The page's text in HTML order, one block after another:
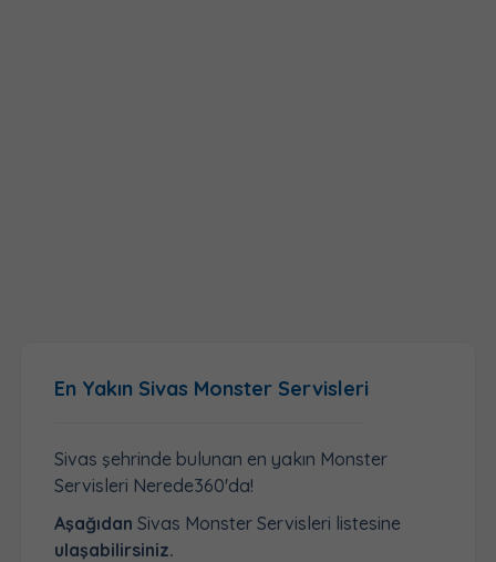
En Yakın Sivas Monster Servisleri
Sivas şehrinde bulunan en yakın Monster
Servisleri Nerede360'da!
Aşağıdan Sivas Monster Servisleri listesine
ulaşabilirsiniz.